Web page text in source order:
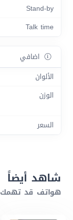
Stand-by
Talk time
اضافي
الألوان
الوزن
السعر
شاهد أيضاً
هواتف قد تهمك